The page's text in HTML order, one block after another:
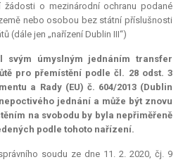
žádosti o mezinárodní ochranu podané
nebo osobou bez státní příslušnosti
(dále jen „nařízení Dublin III“)
úmyslným jednáním transfer
pro přemístění podle čl. 28 odst. 3
a Rady (EU) č. 604/2013 (Dublin
jednání a může být znovu
na svobodu by byla nepřiměřeně
podle tohoto nařízení.
soudu ze dne 11. 2. 2020, čj. 9